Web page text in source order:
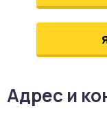
Адрес и